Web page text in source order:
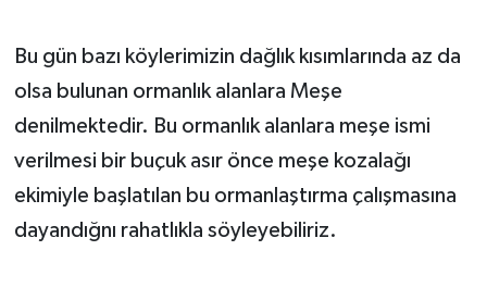
Bu gün bazı köylerimizin dağlık kısımlarında az da
olsa bulunan ormanlık alanlara Meşe
denilmektedir. Bu ormanlık alanlara meşe ismi
verilmesi bir buçuk asır önce meşe kozalağı
ekimiyle başlatılan bu ormanlaştırma çalışmasına
dayandığnı rahatlıkla söyleyebiliriz.